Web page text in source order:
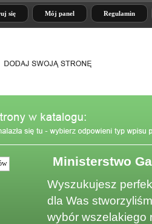
się Mój panel Regulamin
Ministerstwo
Wyszukujesz
dla Was
wybór wszelakiego